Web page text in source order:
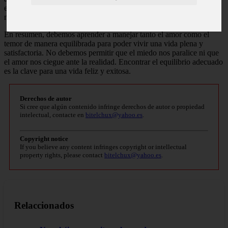
estos sentimientos domina sobre el otro, puede llevar a una actitud
negativa y poco saludable.
En resumen, debemos aprender a manejar tanto el amor como el
temor de manera equilibrada para poder vivir una vida plena y
satisfactoria. No debemos permitir que el miedo nos paralice ni que
el amor nos ciegue ante la realidad. Encontrar el equilibrio adecuado
es la clave para una vida feliz y exitosa.
Derechos de autor
Si cree que algún contenido infringe derechos de autor o propiedad
intelectual, contacte en bitelchux@yahoo.es
Copyright notice
If you believe any content infringes copyright or intellectual
property rights, please contact bitelchux@yahoo.es
Relaccionados